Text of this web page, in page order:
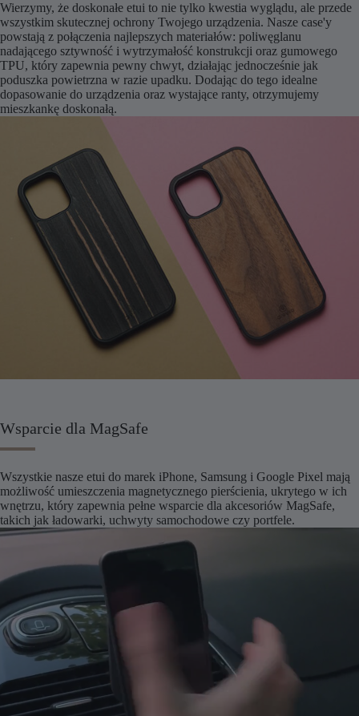
Wierzymy, że doskonałe etui to nie tylko kwestia wyglądu, ale przede
wszystkim skutecznej ochrony Twojego urządzenia. Nasze case'y
powstają z połączenia najlepszych materiałów: poliwęglanu
nadającego sztywność i wytrzymałość konstrukcji oraz gumowego
TPU, który zapewnia pewny chwyt, działając jednocześnie jak
poduszka powietrzna w razie upadku. Dodając do tego idealne
dopasowanie do urządzenia oraz wystające ranty, otrzymujemy
mieszkankę doskonałą.
Wsparcie dla MagSafe
Wszystkie nasze etui do marek iPhone, Samsung i Google Pixel mają
możliwość umieszczenia magnetycznego pierścienia, ukrytego w ich
wnętrzu, który zapewnia pełne wsparcie dla akcesoriów MagSafe,
takich jak ładowarki, uchwyty samochodowe czy portfele.